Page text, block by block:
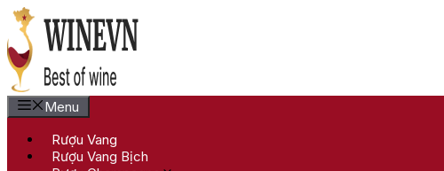
Chuyển
đến
nội
dung
Menu
Rượu Vang
Rượu Vang Bịch